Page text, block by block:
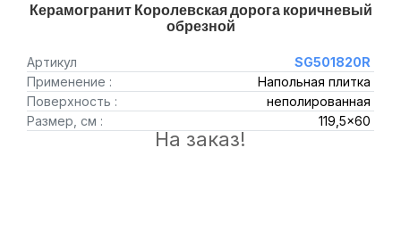
Керамогранит Королевская дорога коричневый
обрезной
Артикул
SG501820R
Применение :
Напольная плитка
Поверхность :
неполированная
Размер, см :
119,5x60
На заказ!